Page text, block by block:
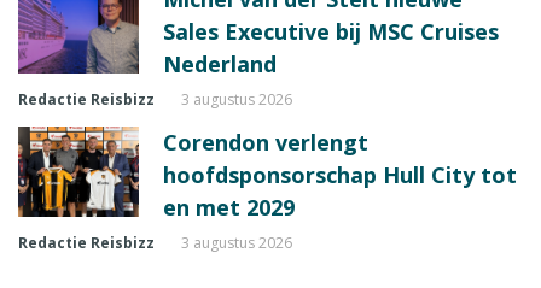
Sales Executive bij MSC Cruises
Nederland
Redactie Reisbizz 3 augustus 2026
Corendon verlengt
hoofdsponsorschap Hull City tot
en met 2029
Redactie Reisbizz 3 augustus 2026